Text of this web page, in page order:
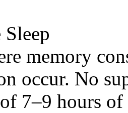
Sleep
memory
occur. No
7–9 hours